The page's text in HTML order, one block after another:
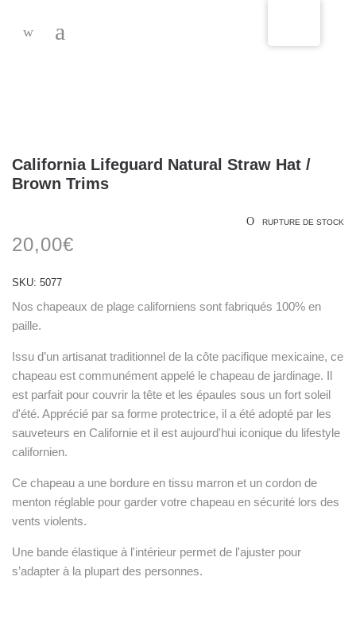
California Lifeguard Natural Straw Hat /
Brown Trims
RUPTURE DE STOCK
20,00€
SKU: 5077
Nos chapeaux de plage californiens sont fabriqués 100% en
paille.
Issu d’un artisanat traditionnel de la côte pacifique mexicaine, ce
chapeau est communément appelé le chapeau de jardinage. Il
est parfait pour couvrir la tête et les épaules sous un fort soleil
d'été. Apprécié par sa forme protectrice, il a été adopté par les
sauveteurs en Californie et il est aujourd'hui iconique du lifestyle
californien.
Ce chapeau a une bordure en tissu marron et un cordon de
menton réglable pour garder votre chapeau en sécurité lors des
vents violents.
Une bande élastique à l'intérieur permet de l'ajuster pour
s’adapter à la plupart des personnes.